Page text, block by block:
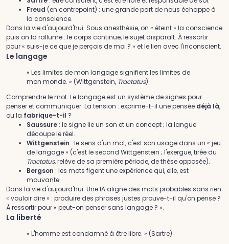
Freud (en contrepoint) : une grande part de nous échappe à
la conscience.
Dans la vie d'aujourd'hui. Sous anesthésie, on « éteint » la conscience
puis on la rallume : le corps continue, le sujet disparaît. À ressortir
pour « suis-je ce que je perçois de moi ? » et le lien avec l'inconscient.
Le langage
« Les limites de mon langage signifient les limites de
mon monde. » (Wittgenstein, Tractatus)
Comprendre le mot. Le langage est un système de signes pour
penser et communiquer. La tension : exprime-t-il une pensée déjà là,
ou la fabrique-t-il ?
Saussure : le signe lie un son et un concept ; la langue
découpe le réel.
Wittgenstein : le sens d'un mot, c'est son usage dans un « jeu
de langage » (c'est le second Wittgenstein ; l'exergue, tirée du
Tractatus, relève de sa première période, de thèse opposée).
Bergson : les mots figent une expérience qui, elle, est
mouvante.
Dans la vie d'aujourd'hui. Une IA aligne des mots probables sans rien
« vouloir dire » : produire des phrases justes prouve-t-il qu'on pense ?
À ressortir pour « peut-on penser sans langage ? ».
La liberté
« L'homme est condamné à être libre. » (Sartre)